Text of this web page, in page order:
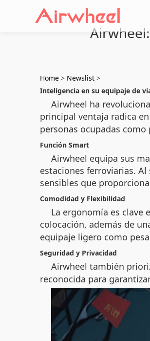
Home > Newslist >
Inteligencia en su equipaje de
Airwheel ha
principal ventaja radica
personas ocupadas
Función Smart
Airwheel equipa sus
estaciones ferroviarias.
sensibles que
Comodidad y Flexibilidad
La ergonomía es clave
colocación, además de
equipaje ligero como
Seguridad y Privacidad
Airwheel también
reconocida para